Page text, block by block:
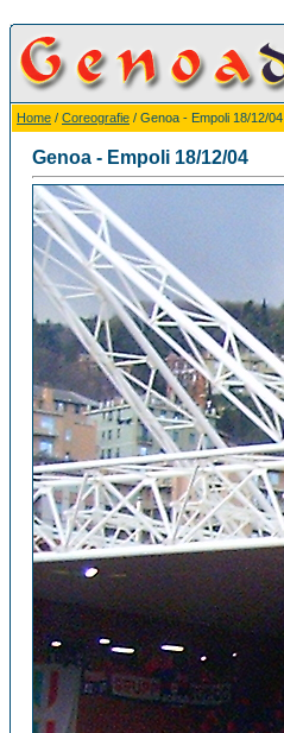
Home / Coreografie / Genoa - Empoli 18/12/04
Genoa - Empoli 18/12/04